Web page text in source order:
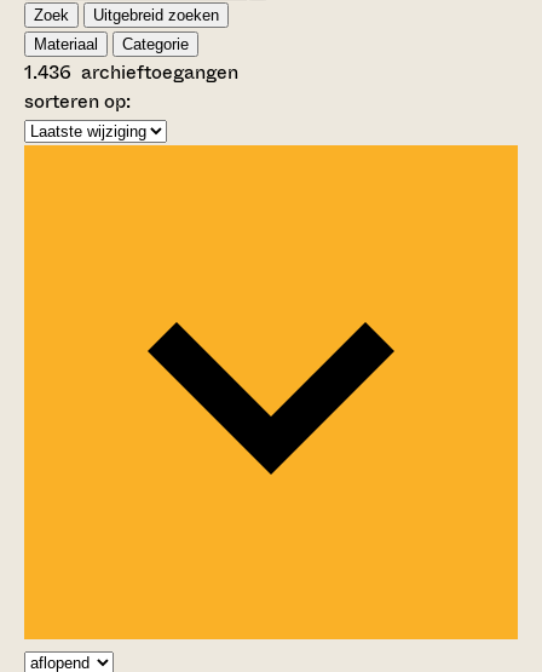
Zoek
Uitgebreid zoeken
Materiaal
Categorie
1.436 archieftoegangen
sorteren op: